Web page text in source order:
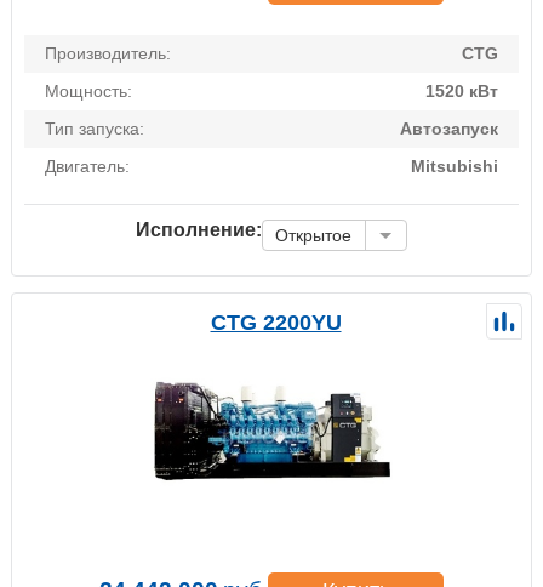
Производитель:
CTG
Мощность:
1520 кВт
Тип запуска:
Автозапуск
Двигатель:
Mitsubishi
Исполнение: Открытое
CTG 2200YU